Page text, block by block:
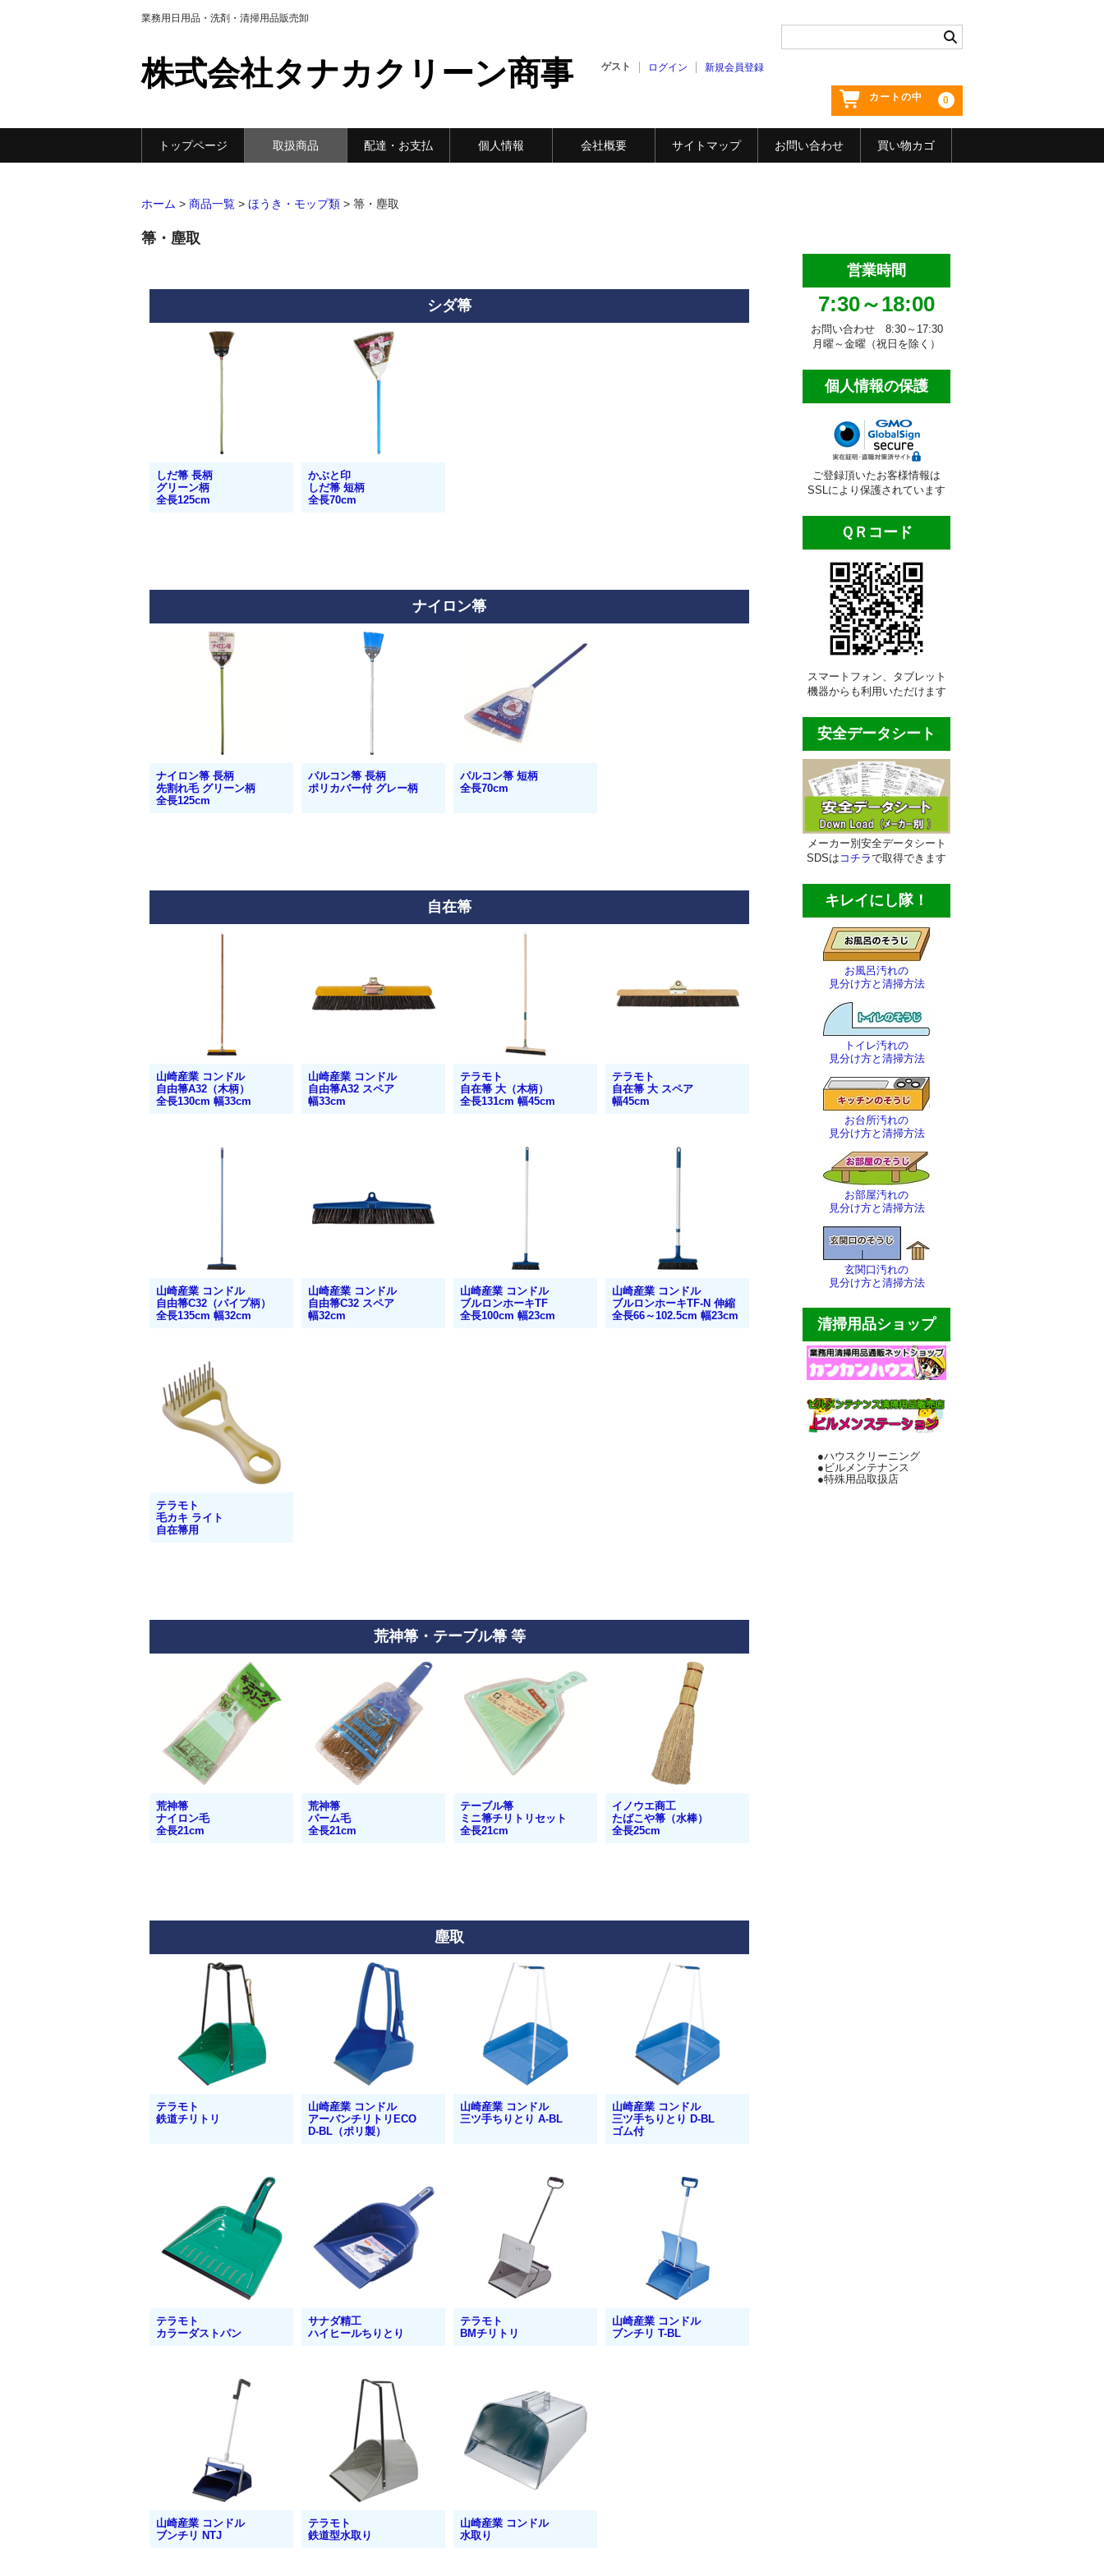
業務用日用品・洗剤・清掃用品販売卸
株式会社タナカクリーン商事 ゲスト ログイン 新規会員登録
カートの中 0
トップページ 取扱商品 配達・お支払 個人情報 会社概要 サイトマップ お問い合わせ 買い物カゴ
ホーム > 商品一覧 > ほうき・モップ類 > 箒・塵取
箒・塵取
シダ箒
しだ箒 長柄
グリーン柄
全長125cm
かぶと印
しだ箒 短柄
全長70cm
ナイロン箒
ナイロン箒 長柄
先割れ毛 グリーン柄
全長125cm
パルコン箒 長柄
ポリカバー付 グレー柄
パルコン箒 短柄
全長70cm
自在箒
山崎産業 コンドル
自由箒A32（木柄）
全長130cm 幅33cm
山崎産業 コンドル
自由箒A32 スペア
幅33cm
テラモト
自在箒 大（木柄）
全長131cm 幅45cm
テラモト
自在箒 大 スペア
幅45cm
山崎産業 コンドル
自由箒C32（パイプ柄）
全長135cm 幅32cm
山崎産業 コンドル
自由箒C32 スペア
幅32cm
山崎産業 コンドル
ブルロンホーキTF
全長100cm 幅23cm
山崎産業 コンドル
ブルロンホーキTF-N 伸縮
全長66～102.5cm 幅23cm
テラモト
毛カキ ライト
自在箒用
荒神箒・テーブル箒 等
荒神箒
ナイロン毛
全長21cm
荒神箒
パーム毛
全長21cm
テーブル箒
ミニ箒チリトリセット
全長21cm
イノウエ商工
たばこや箒（水棒）
全長25cm
塵取
テラモト
鉄道チリトリ
山崎産業 コンドル
アーバンチリトリECO
D-BL（ポリ製）
山崎産業 コンドル
三ツ手ちりとり A-BL
山崎産業 コンドル
三ツ手ちりとり D-BL
ゴム付
テラモト
カラーダストパン
サナダ精工
ハイヒールちりとり
テラモト
BMチリトリ
山崎産業 コンドル
ブンチリ T-BL
山崎産業 コンドル
ブンチリ NTJ
テラモト
鉄道型水取り
山崎産業 コンドル
水取り
営業時間
7:30～18:00
お問い合わせ 8:30～17:30
月曜～金曜（祝日を除く）
個人情報の保護
ご登録頂いたお客様情報は
SSLにより保護されています
ＱＲコード
スマートフォン、タブレット
機器からも利用いただけます
安全データシート
メーカー別安全データシート
SDSは コチラで取得できます
キレイにし隊！
お風呂汚れの
見分け方と清掃方法
トイレ汚れの
見分け方と清掃方法
お台所汚れの
見分け方と清掃方法
お部屋汚れの
見分け方と清掃方法
玄関口汚れの
見分け方と清掃方法
清掃用品ショップ
●ハウスクリーニング
●ビルメンテナンス
●特殊用品取扱店